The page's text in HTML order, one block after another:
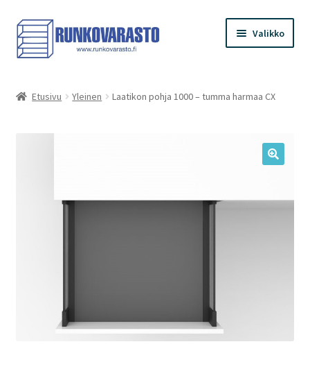
Siirry
navigointiin
Siirry
sisältöön
Valikko
Etusivu Yleinen Laatikon pohja 1000 – tumma harmaa CX